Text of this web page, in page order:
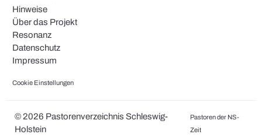
Hinweise
Über das Projekt
Resonanz
Datenschutz
Impressum
Cookie Einstellungen
© 2026 Pastorenverzeichnis Schleswig-
Holstein
Pastoren der NS-
Zeit